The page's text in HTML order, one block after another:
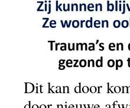
Dit kan door